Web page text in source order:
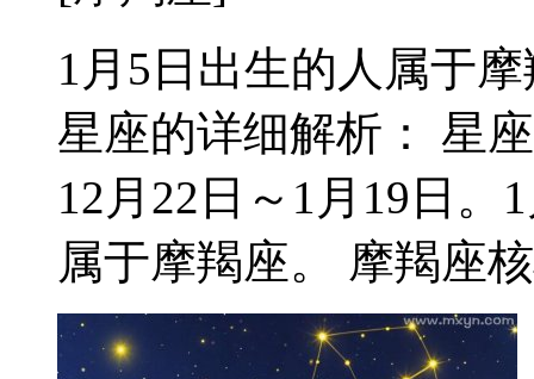
1月5日出生的人属于
星座的详细解析： 星
12月22日～1月19日。
属于摩羯座。 摩羯座